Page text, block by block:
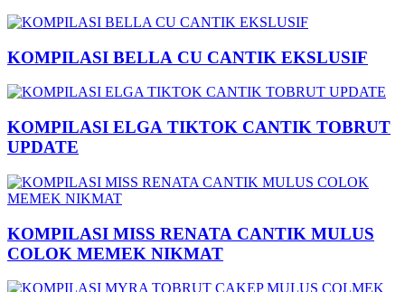
KOMPILASI BELLA CU CANTIK EKSLUSIF
KOMPILASI ELGA TIKTOK CANTIK TOBRUT
UPDATE
KOMPILASI MISS RENATA CANTIK MULUS
COLOK MEMEK NIKMAT